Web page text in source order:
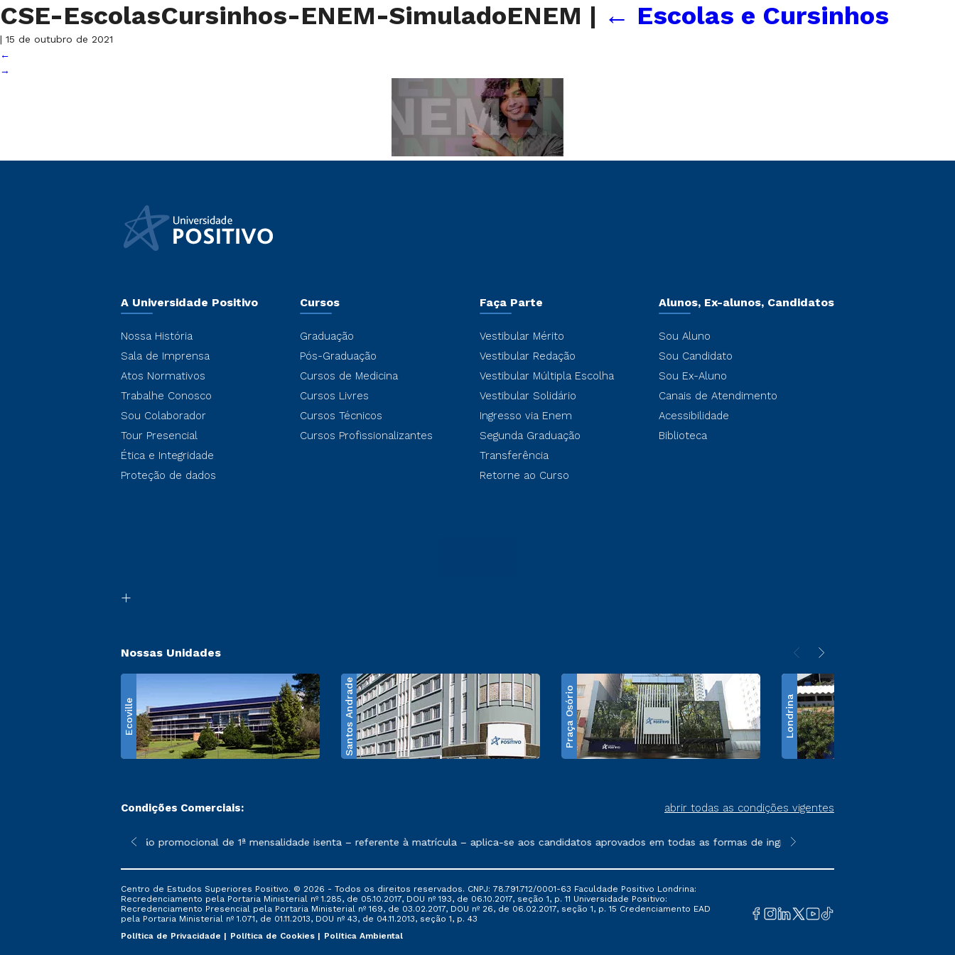
CSE-EscolasCursinhos-ENEM-SimuladoENEM | ← Escolas e Cursinhos
| 15 de outubro de 2021
←
→
A Universidade Positivo
Nossa História
Sala de Imprensa
Atos Normativos
Trabalhe Conosco
Sou Colaborador
Tour Presencial
Ética e Integridade
Proteção de dados
Cursos
Graduação
Pós-Graduação
Cursos de Medicina
Cursos Livres
Cursos Técnicos
Cursos Profissionalizantes
Faça Parte
Vestibular Mérito
Vestibular Redação
Vestibular Múltipla Escolha
Vestibular Solidário
Ingresso via Enem
Segunda Graduação
Transferência
Retorne ao Curso
Alunos, Ex-alunos, Candidatos
Sou Aluno
Sou Candidato
Sou Ex-Aluno
Canais de Atendimento
Acessibilidade
Biblioteca
Nossas Unidades
Ecoville Santos Andrade Praça Osório Londrina
Condições Comerciais: abrir todas as condições vigentes
sofrer alterações nos períodos de rematrícula conforme exposto no contrato de prestação de serviços
*A condição promocional de 1ª mensalidade isenta – referente à matrícula – aplica-se aos candidatos aprovados em todas as formas de ingresso, exceto na prova on-line ou
**Semipresencial é um formato do
Centro de Estudos Superiores Positivo. © 2026 - Todos os direitos reservados. CNPJ: 78.791.712/0001-63 Faculdade Positivo Londrina:
Recredenciamento pela Portaria Ministerial nº 1.285, de 05.10.2017, DOU nº 193, de 06.10.2017, seção 1, p. 11 Universidade Positivo:
Recredenciamento Presencial ​pela Portaria Ministerial nº 169, de 03.02.2017, DOU nº 26, de 06.02.2017, seção 1, p. 15 Credenciamento EAD
pela Portaria Ministerial nº 1.071, de 01.11.2013, DOU nº 43, de 04.11.2013, seção 1, p. 43
Política de Privacidade
Política de Cookies Política Ambiental